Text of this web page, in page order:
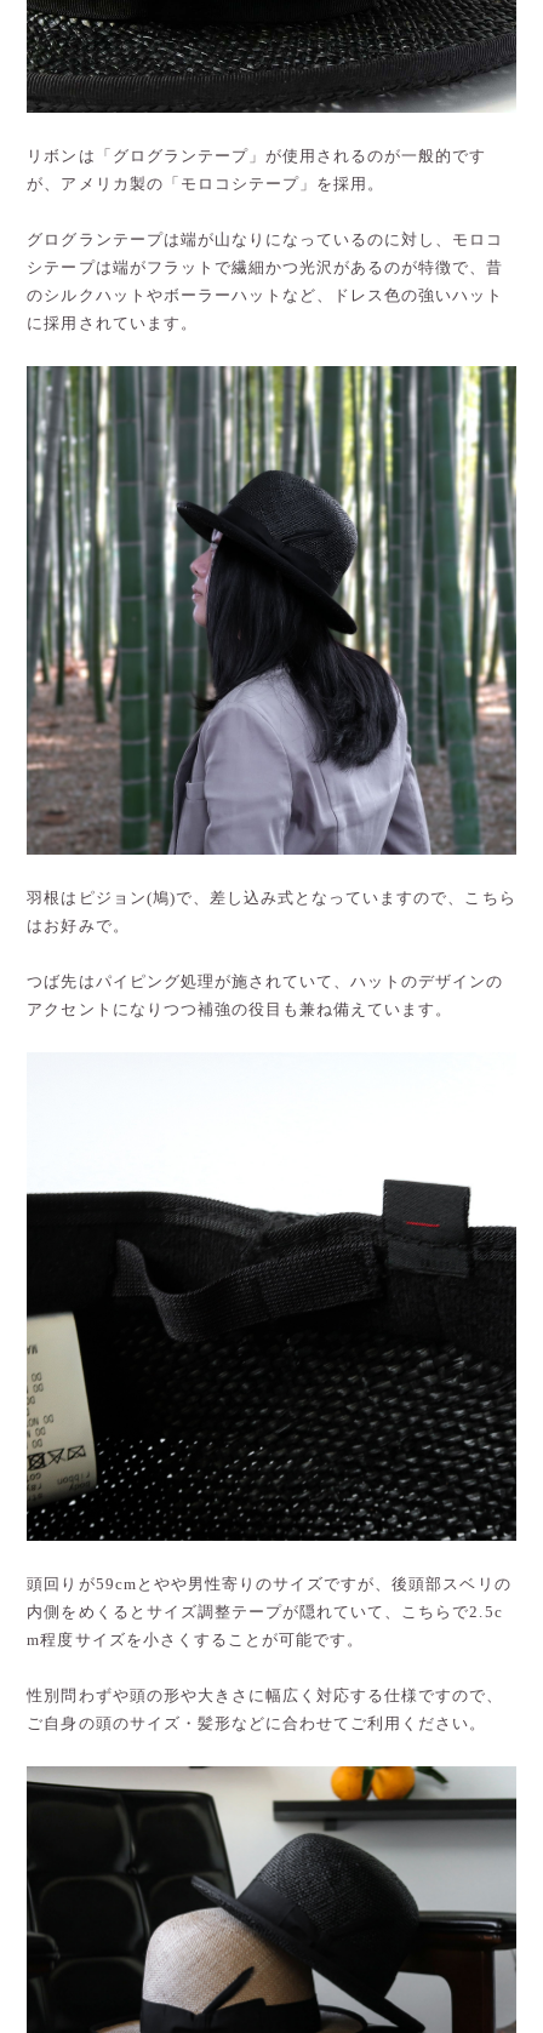
リボンは「グログランテープ」が使用されるのが一般的です
が、アメリカ製の「モロコシテープ」を採用。
グログランテープは端が山なりになっているのに対し、モロコ
シテープは端がフラットで繊細かつ光沢があるのが特徴で、昔
のシルクハットやボーラーハットなど、ドレス色の強いハット
に採用されています。
羽根はピジョン(鳩)で、差し込み式となっていますので、こちら
はお好みで。
つば先はパイピング処理が施されていて、ハットのデザインの
アクセントになりつつ補強の役目も兼ね備えています。
頭回りが59cmとやや男性寄りのサイズですが、後頭部スベリの
内側をめくるとサイズ調整テープが隠れていて、こちらで2.5c
m程度サイズを小さくすることが可能です。
性別問わずや頭の形や大きさに幅広く対応する仕様ですので、
ご自身の頭のサイズ・髪形などに合わせてご利用ください。